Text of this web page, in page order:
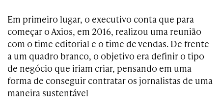
Em primeiro lugar, o executivo conta que para
começar o Axios, em 2016, realizou uma reunião
com o time editorial e o time de vendas. De frente
a um quadro branco, o objetivo era definir o tipo
de negócio que iriam criar, pensando em uma
forma de conseguir contratar os jornalistas de uma
maneira sustentável